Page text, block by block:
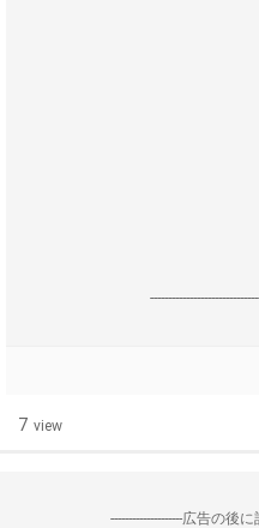
7 view
--------------------広告の後